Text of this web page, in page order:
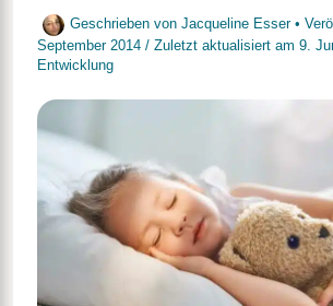
Geschrieben von Jacqueline Esser •
September 2014 / Zuletzt aktualisiert am 9.
Entwicklung